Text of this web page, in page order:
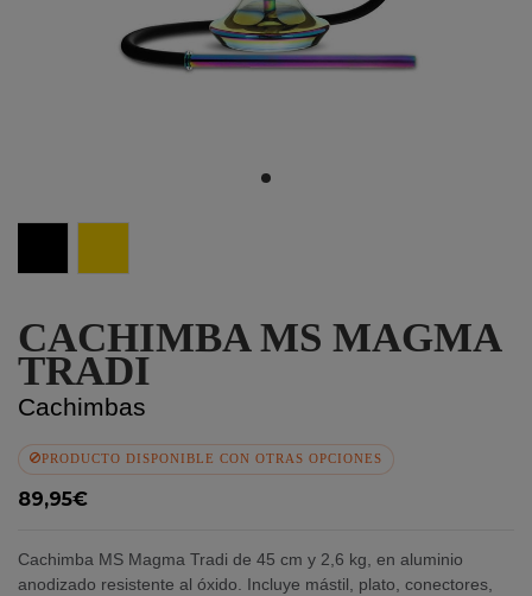
CACHIMBA MS MAGMA
TRADI
Cachimbas
PRODUCTO DISPONIBLE CON OTRAS OPCIONES
89,95€
Cachimba MS Magma Tradi de 45 cm y 2,6 kg, en aluminio
anodizado resistente al óxido. Incluye mástil, plato, conectores,